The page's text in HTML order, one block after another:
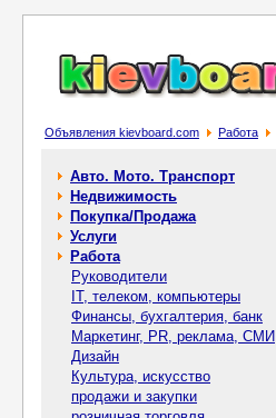
Объявления kievboard.com Работа
Авто. Мото. Транспорт
Недвижимость
Покупка/Продажа
Услуги
Работа
Руководители
IT, телеком, компьютеры
Финансы, бухгалтерия, банк
Маркетинг, PR, реклама, СМИ
Дизайн
Культура, искусство
продажи и закупки